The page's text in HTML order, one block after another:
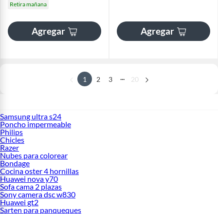
Retira mañana
Agregar Agregar
1 2 3 ... 20
Samsung ultra s24
Poncho impermeable
Philips
Chicles
Razer
Nubes para colorear
Bondage
Cocina oster 4 hornillas
Huawei nova y70
Sofa cama 2 plazas
Sony camera dsc w830
Huawei gt2
Sarten para panqueques